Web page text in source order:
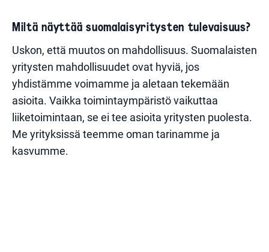
Miltä näyttää suomalaisyritysten tulevaisuus?
Uskon, että muutos on mahdollisuus. Suomalaisten
yritysten mahdollisuudet ovat hyviä, jos
yhdistämme voimamme ja aletaan tekemään
asioita. Vaikka toimintaympäristö vaikuttaa
liiketoimintaan, se ei tee asioita yritysten puolesta.
Me yrityksissä teemme oman tarinamme ja
kasvumme.